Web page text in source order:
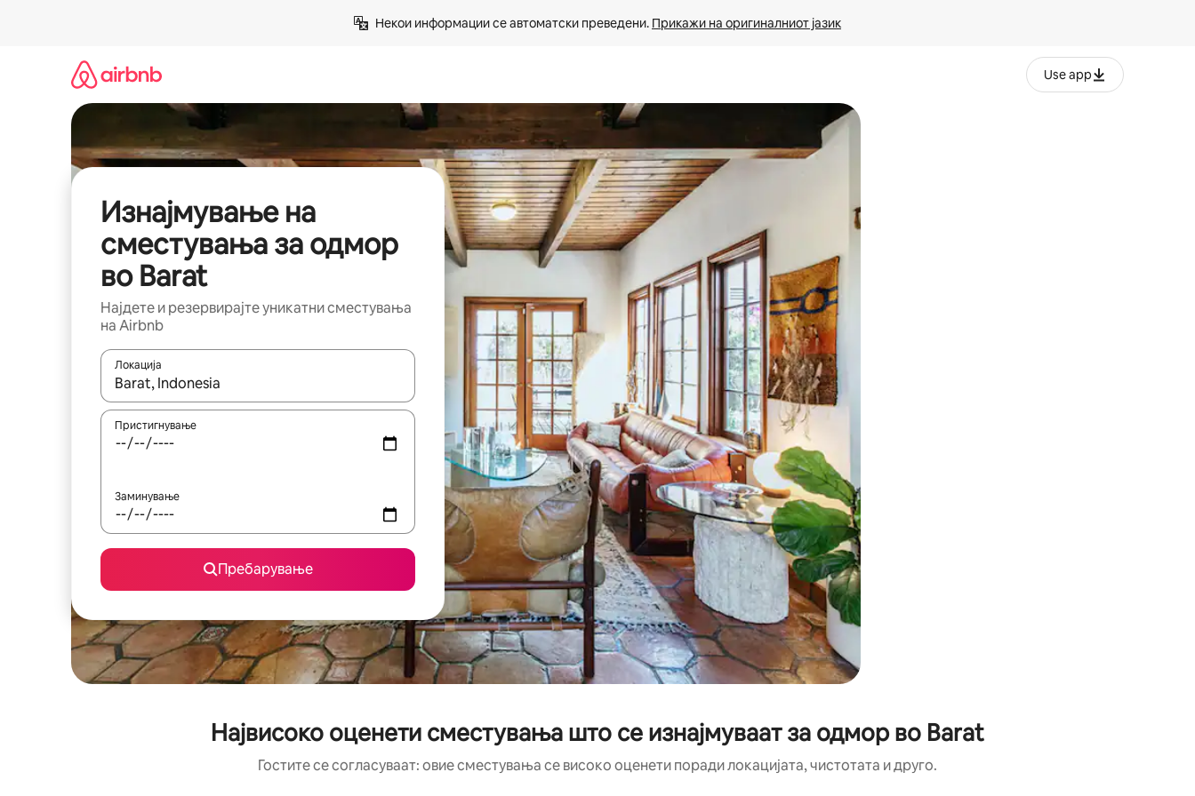
Некои информации се автоматски преведени. Прикажи на оригиналниот јазик
Use app
Изнајмување на
сместувања за одмор
во Barat
Најдете и резервирајте уникатни сместувања
на Airbnb
Локација
Кога резултатите се достапни, движете се со копчињата со стрелки нагоре и надолу или истражувајте со допирање или со лизгање.
Пристигнување
Заминување
Пребарување
Највисоко оценети сместувања што се изнајмуваат за одмор во Barat
Гостите се согласуваат: овие сместувања се високо оценети поради локацијата, чистотата и друго.